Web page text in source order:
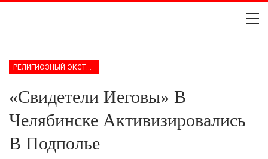
«Свидетели Иеговы» В
Челябинске Активизировались
В Подполье